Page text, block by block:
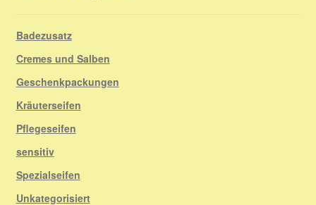
Badezusatz
Cremes und Salben
Geschenkpackungen
Kräuterseifen
Pflegeseifen
sensitiv
Spezialseifen
Unkategorisiert